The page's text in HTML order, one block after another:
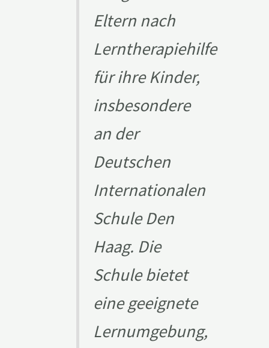
Eltern nach
Lerntherapiehilfe
für ihre Kinder,
insbesondere
an der
Deutschen
Internationalen
Schule Den
Haag. Die
Schule bietet
eine geeignete
Lernumgebung,